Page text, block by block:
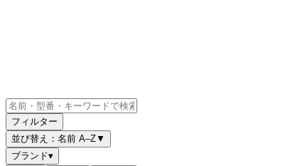
フィルター
並び替え： 名前 A–Z▼
ブランド▾